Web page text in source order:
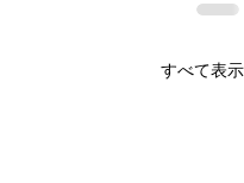
すべて表示